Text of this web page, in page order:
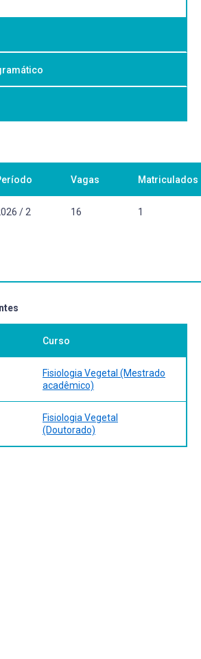
Vagas Matriculados
/ 2 16 1
Curso
Fisiologia Vegetal (Mestrado
acadêmico)
Fisiologia Vegetal
(Doutorado)